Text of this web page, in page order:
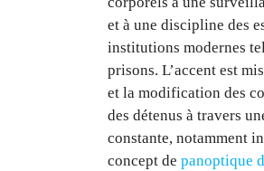
et à une discipline des
institutions modernes
prisons. L’accent est
et la modification des
des détenus à travers
constante, notamment
concept depanoptique